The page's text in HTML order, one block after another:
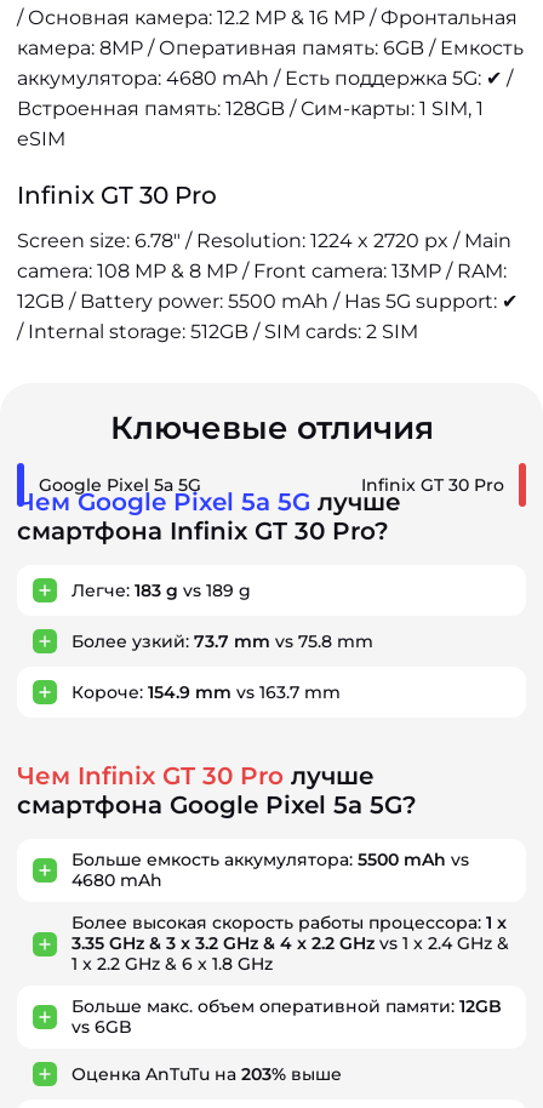
/ Основная камера: 12.2 MP & 16 MP / Фронтальная
камера: 8MP / Оперативная память: 6GB / Емкость
аккумулятора: 4680 mAh / Есть поддержка 5G: ✔ /
Встроенная память: 128GB / Сим-карты: 1 SIM, 1
eSIM
Infinix GT 30 Pro
Screen size: 6.78" / Resolution: 1224 x 2720 px / Main
camera: 108 MP & 8 MP / Front camera: 13MP / RAM:
12GB / Battery power: 5500 mAh / Has 5G support: ✔
/ Internal storage: 512GB / SIM cards: 2 SIM
Ключевые отличия
Google Pixel 5a 5G Infinix GT 30 Pro
Чем Google Pixel 5a 5G лучше
смартфона Infinix GT 30 Pro?
Легче: 183 g vs 189 g
Более узкий: 73.7 mm vs 75.8 mm
Короче: 154.9 mm vs 163.7 mm
Чем Infinix GT 30 Pro лучше
смартфона Google Pixel 5a 5G?
Больше емкость аккумулятора: 5500 mAh vs
4680 mAh
Более высокая скорость работы процессора: 1 x
3.35 GHz & 3 x 3.2 GHz & 4 x 2.2 GHz vs 1 x 2.4 GHz &
1 x 2.2 GHz & 6 x 1.8 GHz
Больше макс. объем оперативной памяти: 12GB
vs 6GB
Оценка AnTuTu на 203% выше